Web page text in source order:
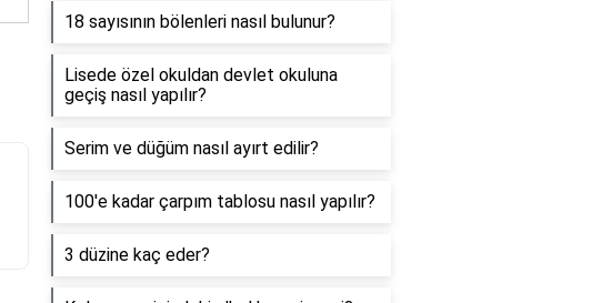
18 sayısının bölenleri nasıl bulunur?
Lisede özel okuldan devlet okuluna
geçiş nasıl yapılır?
Serim ve düğüm nasıl ayırt edilir?
100'e kadar çarpım tablosu nasıl yapılır?
3 düzine kaç eder?